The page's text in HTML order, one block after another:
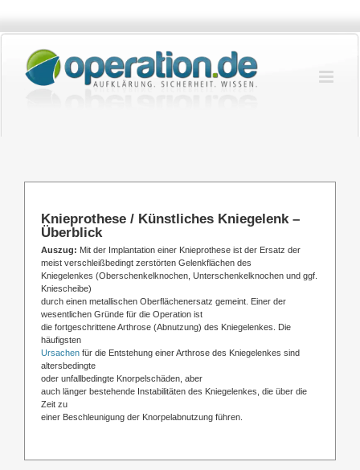
springen
Knieprothese / Künstliches Kniegelenk –
Überblick
Auszug: Mit der Implantation einer Knieprothese ist der Ersatz der
meist verschleißbedingt zerstörten Gelenkflächen des
Kniegelenkes (Oberschenkelknochen, Unterschenkelknochen und ggf.
Kniescheibe)
durch einen metallischen Oberflächenersatz gemeint. Einer der
wesentlichen Gründe für die Operation ist
die fortgeschrittene Arthrose (Abnutzung) des Kniegelenkes. Die
häufigsten
Ursachen für die Entstehung einer Arthrose des Kniegelenkes sind
altersbedingte
oder unfallbedingte Knorpelschäden, aber
auch länger bestehende Instabilitäten des Kniegelenkes, die über die
Zeit zu
einer Beschleunigung der Knorpelabnutzung führen.